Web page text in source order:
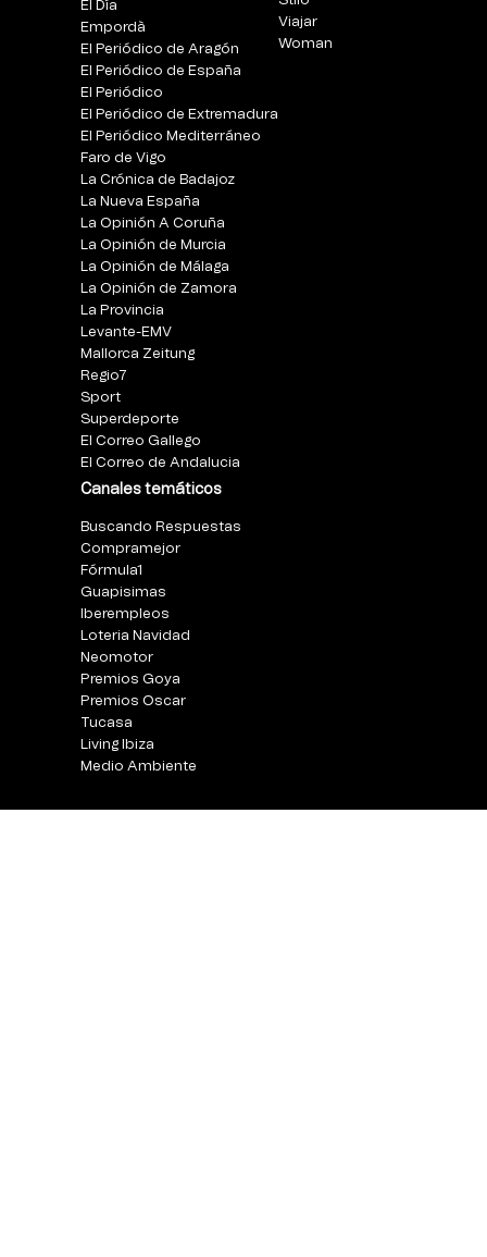
El Día
Empordà
El Periódico de Aragón
El Periódico de España
El Periódico
El Periódico de Extremadura
El Periódico Mediterráneo
Faro de Vigo
La Crónica de Badajoz
La Nueva España
La Opinión A Coruña
La Opinión de Murcia
La Opinión de Málaga
La Opinión de Zamora
La Provincia
Levante-EMV
Mallorca Zeitung
Regio7
Sport
Superdeporte
El Correo Gallego
El Correo de Andalucia
Canales temáticos
Buscando Respuestas
Compramejor
Fórmula1
Guapisimas
Iberempleos
Loteria Navidad
Neomotor
Premios Goya
Premios Oscar
Tucasa
Living Ibiza
Medio Ambiente
Viajar
Woman